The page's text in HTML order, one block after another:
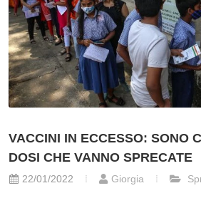
VACCINI IN ECCESSO: SONO
DOSI CHE VANNO SPRECATE
22/01/2022 Giorgia